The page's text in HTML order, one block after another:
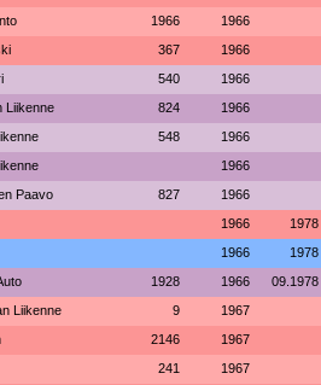
1966 1966
367 1966
540 1966
Liikenne 824 1966
548 1966
1966
Paavo 827 1966
1966 1978
1966 1978
1928 1966 09.1978
Liikenne 9 1967
2146 1967
241 1967